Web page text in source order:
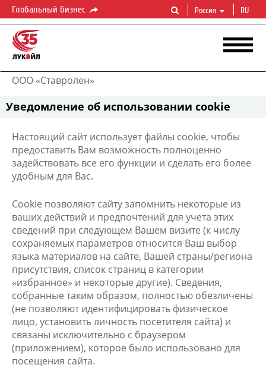
Глобальный бизнес Россия RU
ООО «Ставролен»
Уведомление об использовании cookie
Настоящий сайт использует файлы cookie, чтобы
предоставить Вам возможность полноценно
задействовать все его функции и сделать его более
удобным для Вас.
Cookie позволяют сайту запомнить некоторые из
ваших действий и предпочтений для учета этих
сведений при следующем Вашем визите (к числу
сохраняемых параметров относится Ваш выбор
языка материалов на сайте, Вашей страны/региона
присутствия, список страниц в категории
«избранное» и некоторые другие). Сведения,
собранные таким образом, полностью обезличены
(не позволяют идентифицировать физическое
лицо, установить личность посетителя сайта) и
связаны исключительно с браузером
(приложением), которое было использовано для
посещения сайта.